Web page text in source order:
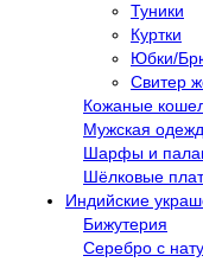
Туники
Куртки
Юбки/
Свитер
Кожаные
Мужская
Шарфы и
Шёлковые
Индийские
Бижутерия
Серебро с